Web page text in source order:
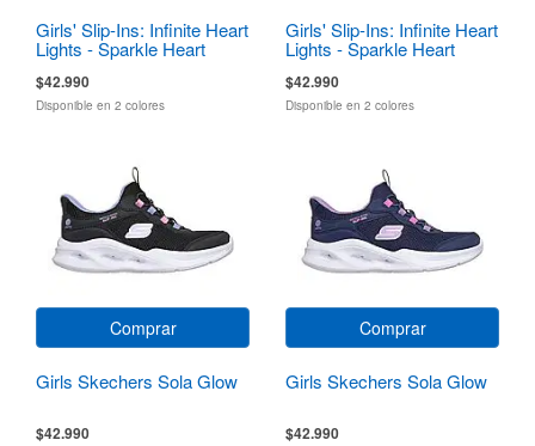
Girls' Slip-Ins: Infinite Heart
Lights - Sparkle Heart
$42.990
Disponible en 2 colores
Girls' Slip-Ins: Infinite Heart
Lights - Sparkle Heart
$42.990
Disponible en 2 colores
Comprar
Girls Skechers Sola Glow
$42.990
Comprar
Girls Skechers Sola Glow
$42.990